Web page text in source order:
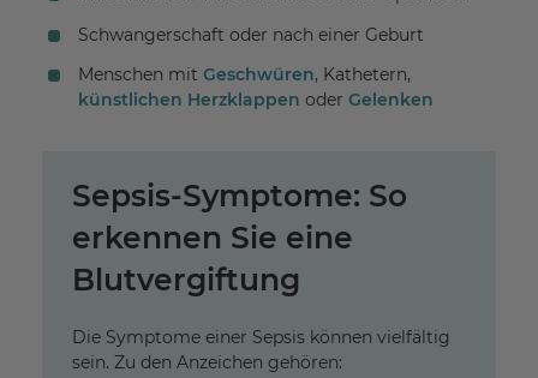
Schwangerschaft oder nach einer Geburt
Menschen mit Geschwüren, Kathetern,
künstlichen Herzklappen oder Gelenken
Sepsis-Symptome: So
erkennen Sie eine
Blutvergiftung
Die Symptome einer Sepsis können vielfältig
sein. Zu den Anzeichen gehören: